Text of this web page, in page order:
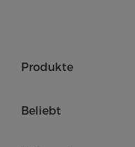
Produkte
Beliebt